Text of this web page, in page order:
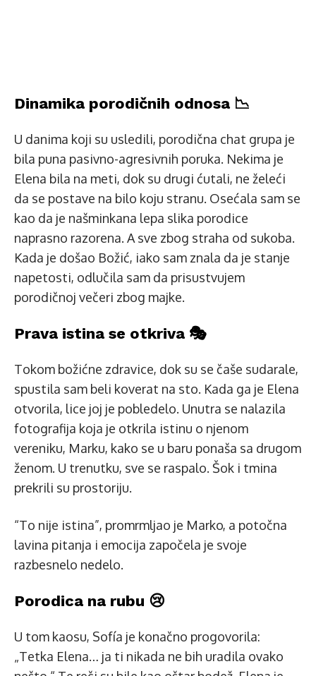
Dinamika porodičnih odnosa 📉
U danima koji su usledili, porodična chat grupa je
bila puna pasivno-agresivnih poruka. Nekima je
Elena bila na meti, dok su drugi ćutali, ne želeći
da se postave na bilo koju stranu. Osećala sam se
kao da je našminkana lepa slika porodice
naprasno razorena. A sve zbog straha od sukoba.
Kada je došao Božić, iako sam znala da je stanje
napetosti, odlučila sam da prisustvujem
porodičnoj večeri zbog majke.
Prava istina se otkriva 🎭
Tokom božićne zdravice, dok su se čaše sudarale,
spustila sam beli koverat na sto. Kada ga je Elena
otvorila, lice joj je pobledelo. Unutra se nalazila
fotografija koja je otkrila istinu o njenom
vereniku, Marku, kako se u baru ponaša sa drugom
ženom. U trenutku, sve se raspalo. Šok i tmina
prekrili su prostoriju.
“To nije istina”, promrmljao je Marko, a potočna
lavina pitanja i emocija započela je svoje
razbesnelo nedelo.
Porodica na rubu 😢
U tom kaosu, Sofía je konačno progovorila:
„Tetka Elena… ja ti nikada ne bih uradila ovako